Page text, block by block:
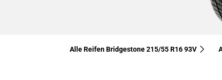
Alle Reifen Bridgestone 215/55 R16 93V